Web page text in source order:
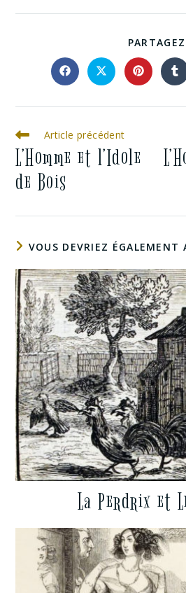
PARTAGEZ
Article précédent
L’Homme et l’Idole
de Bois
VOUS DEVRIEZ ÉGALEMENT
La Perdrix et